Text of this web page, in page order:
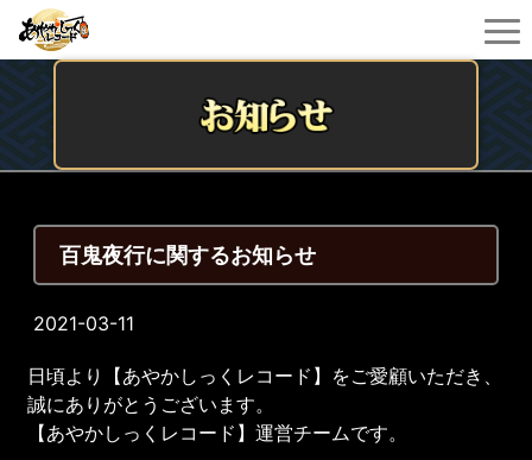
百鬼夜行に関するお知らせ
2021-03-11
日頃より【あやかしっくレコード】をご愛顧いただき、
誠にありがとうございます。
【あやかしっくレコード】運営チームです。